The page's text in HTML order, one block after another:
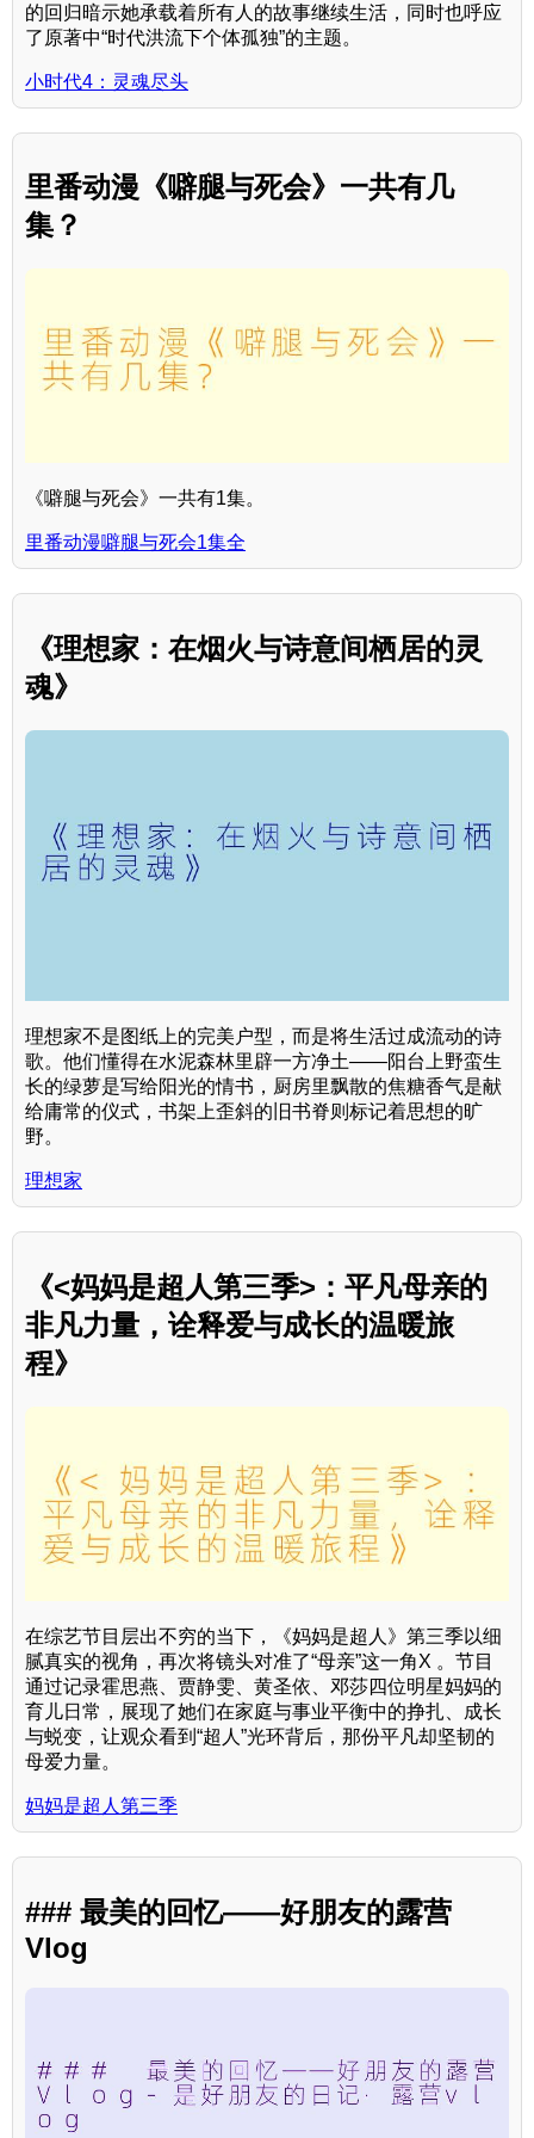
的回归暗示她承载着所有人的故事继续生活，同时也呼应
了原著中“时代洪流下个体孤独”的主题。
小时代4：灵魂尽头
里番动漫《噼腿与死会》一共有几
集？
《噼腿与死会》一共有1集。
里番动漫噼腿与死会1集全
《理想家：在烟火与诗意间栖居的灵
魂》
理想家不是图纸上的完美户型，而是将生活过成流动的诗
歌。他们懂得在水泥森林里辟一方净土——阳台上野蛮生
长的绿萝是写给阳光的情书，厨房里飘散的焦糖香气是献
给庸常的仪式，书架上歪斜的旧书脊则标记着思想的旷
野。
理想家
《<妈妈是超人第三季>：平凡母亲的
非凡力量，诠释爱与成长的温暖旅
程》
在综艺节目层出不穷的当下，《妈妈是超人》第三季以细
腻真实的视角，再次将镜头对准了“母亲”这一角X 。节目
通过记录霍思燕、贾静雯、黄圣依、邓莎四位明星妈妈的
育儿日常，展现了她们在家庭与事业平衡中的挣扎、成长
与蜕变，让观众看到“超人”光环背后，那份平凡却坚韧的
母爱力量。
妈妈是超人第三季
### 最美的回忆——好朋友的露营
Vlog